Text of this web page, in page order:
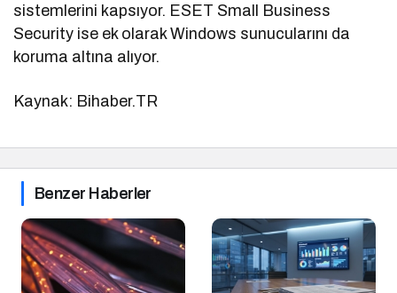
sistemlerini kapsıyor. ESET Small Business
Security ise ek olarak Windows sunucularını da
koruma altına alıyor.
Kaynak: Bihaber.TR
Benzer Haberler